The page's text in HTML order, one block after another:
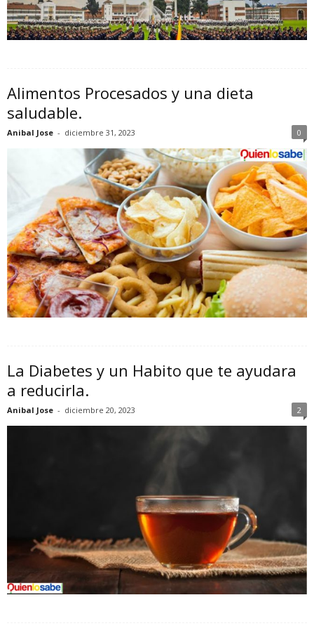
Alimentos Procesados y una dieta
saludable.
Anibal Jose - diciembre 31, 2023 0
La Diabetes y un Habito que te ayudara
a reducirla.
Anibal Jose - diciembre 20, 2023 2